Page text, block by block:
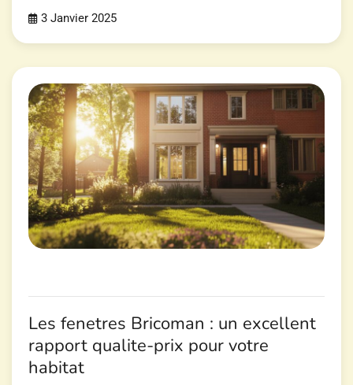
3 Janvier 2025
Les fenetres Bricoman : un excellent
rapport qualite-prix pour votre
habitat